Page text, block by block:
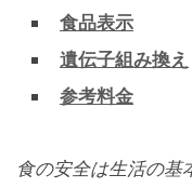
食品表示
遺伝子組み換え
参考料金
食の安全は生活の基